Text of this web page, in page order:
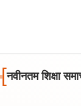
[नवीनतम शिक्षा